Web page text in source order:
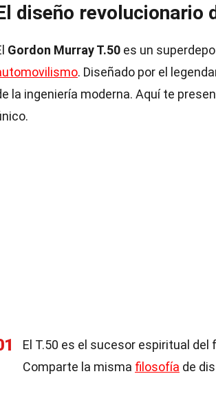
diseño revolucionario
Gordon Murray T.50 es un
. Diseñado por el
la ingeniería moderna. Aquí te
El T.50 es el sucesor espiritual del
Comparte la misma filosofía de